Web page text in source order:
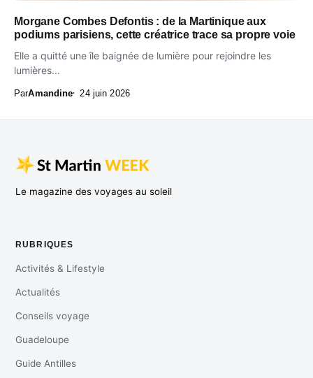
Morgane Combes Defontis : de la Martinique aux
podiums parisiens, cette créatrice trace sa propre voie
Elle a quitté une île baignée de lumière pour rejoindre les
lumières...
ParAmandine 24 juin 2026
Le magazine des voyages au soleil
RUBRIQUES
Activités & Lifestyle
Actualités
Conseils voyage
Guadeloupe
Guide Antilles